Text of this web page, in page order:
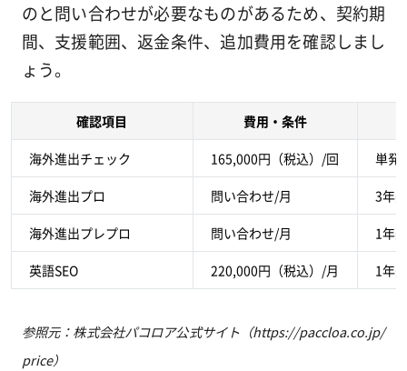
のと問い合わせが必要なものがあるため、契約期
間、支援範囲、返金条件、追加費用を確認しまし
ょう。
確認項目 費用・条件
海外進出チェック 165,000円（税込）/回 単発
海外進出プロ 問い合わせ/月 3年
海外進出プレプロ 問い合わせ/月 1年
英語SEO 220,000円（税込）/月 1年
参照元：株式会社パコロア公式サイト（https://paccloa.co.jp/
price）